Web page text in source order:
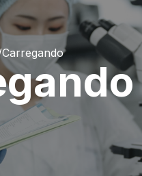
Carregando